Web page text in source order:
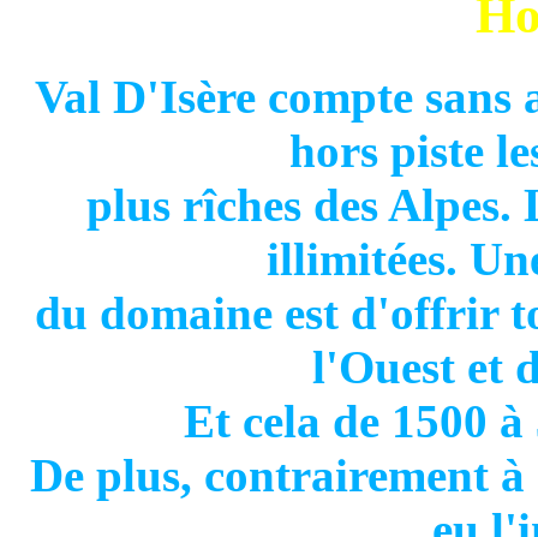
Val D'Isère compte sans
hors piste
plus rîches des Alpes.
illimitées.
du domaine est d'offrir
l'Ouest et
Et cela de 1500
De plus, contrairement